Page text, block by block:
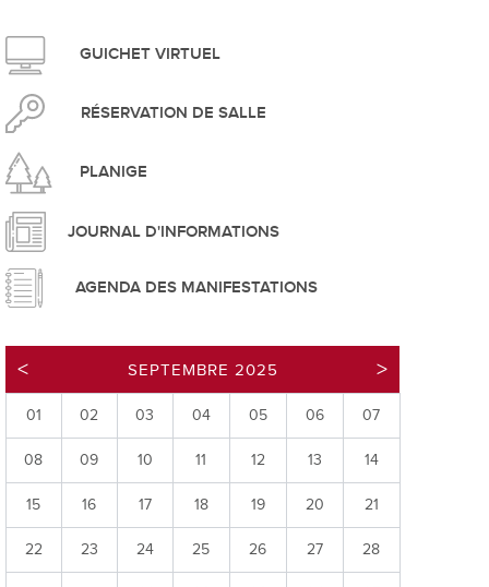
durable
d'ouverture
SIT
et service du feu
GUICHET VIRTUEL
RÉSERVATION DE SALLE
PLANIGE
JOURNAL D'INFORMATIONS
AGENDA DES MANIFESTATIONS
SEPTEMBRE 2025
01 02 03 04 05 06 07
08 09 10 11 12 13 14
15 16 17 18 19 20 21
22 23 24 25 26 27 28